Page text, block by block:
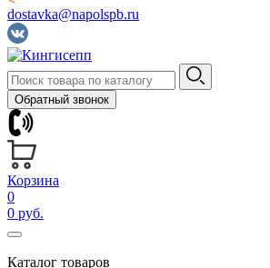
dostavka@napolspb.ru
Обратный звонок
Корзина
0
0 руб.
Каталог товаров